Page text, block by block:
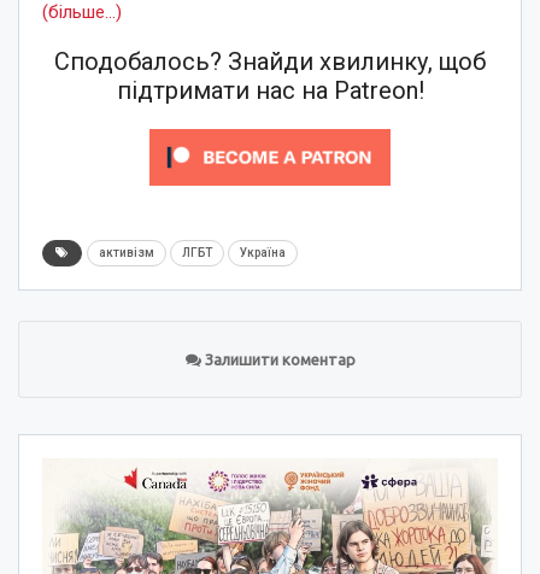
(більше…)
Сподобалось? Знайди хвилинку, щоб
підтримати нас на Patreon!
активізм ЛГБТ Україна
Залишити коментар